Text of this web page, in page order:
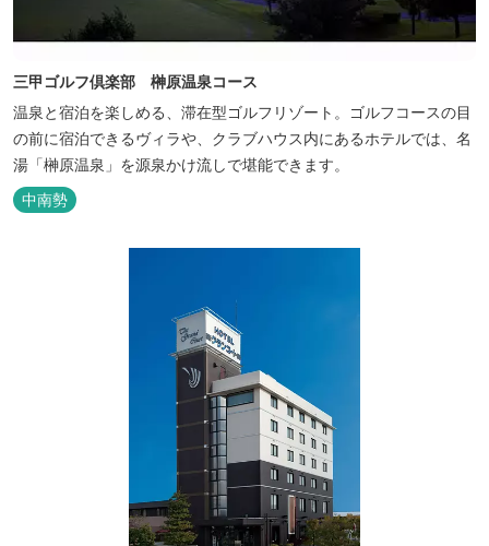
三甲ゴルフ倶楽部 榊原温泉コース
温泉と宿泊を楽しめる、滞在型ゴルフリゾート。ゴルフコースの目
の前に宿泊できるヴィラや、クラブハウス内にあるホテルでは、名
湯「榊原温泉」を源泉かけ流しで堪能できます。
中南勢